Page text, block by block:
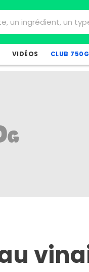
VIDÉOS CLUB 750G